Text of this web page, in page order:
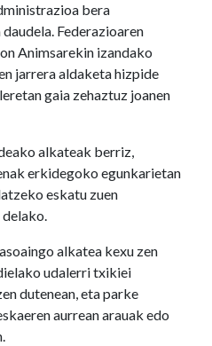
bera
Federazioaren
Animsarekin izandako
jarrera aldaketa hizpide
gaia zehaztuz joanen
alkateak berriz,
erkidegoko egunkarietan
eskatu zuen
alkatea kexu zen
udalerri txikiei
dutenean, eta parke
aurrean arauak edo